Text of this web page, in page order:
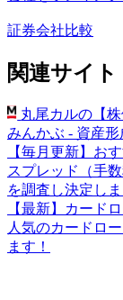
証券会社比較
関連サイト
丸尾カルの【株
みんかぶ - 資産
【毎月更新】お
スプレッド（手
を調査し決定しま
【最新】カード
人気のカードロ
ます！